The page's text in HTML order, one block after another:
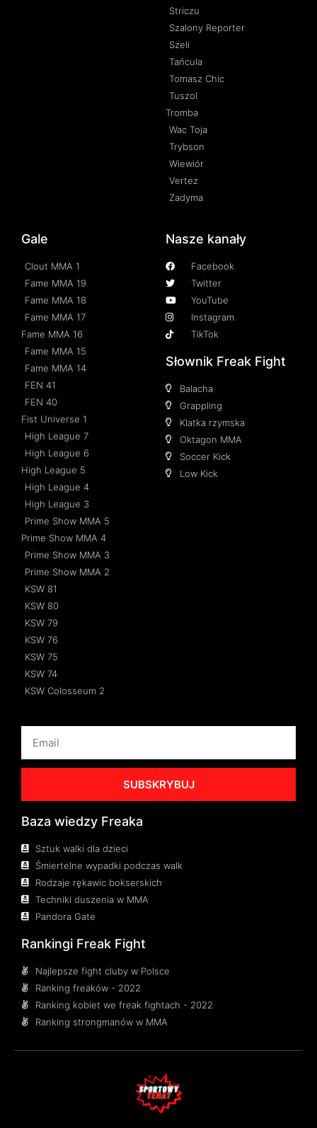
Striczu
Szalony Reporter
Szeli
Tańcula
Tomasz Chic
Tuszol
Tromba
Wac Toja
Trybson
Wiewiór
Vertez
Zadyma
Gale
Clout MMA 1
Fame MMA 19
Fame MMA 18
Fame MMA 17
Fame MMA 16
Fame MMA 15
Fame MMA 14
FEN 41
FEN 40
Fist Universe 1
High League 7
High League 6
High League 5
High League 4
High League 3
Prime Show MMA 5
Prime Show MMA 4
Prime Show MMA 3
Prime Show MMA 2
KSW 81
KSW 80
KSW 79
KSW 76
KSW 75
KSW 74
KSW Colosseum 2
Nasze kanały
Facebook
Twitter
YouTube
Instagram
TikTok
Słownik Freak Fight
Balacha
Grappling
Klatka rzymska
Oktagon MMA
Soccer Kick
Low Kick
SUBSKRYBUJ
Baza wiedzy Freaka
Sztuk walki dla dzieci
Śmiertelne wypadki podczas walk
Rodzaje rękawic bokserskich
Techniki duszenia w MMA
Pandora Gate
Rankingi Freak Fight
Najlepsze fight cluby w Polsce
Ranking freaków - 2022
Ranking kobiet we freak fightach - 2022
Ranking strongmanów w MMA